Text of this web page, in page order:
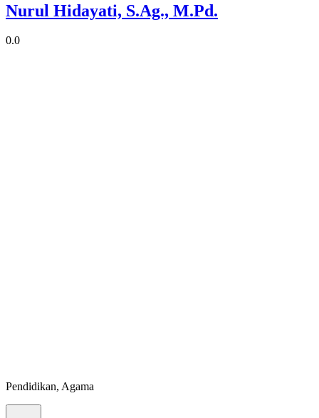
Nurul Hidayati, S.Ag., M.Pd.
0.0
Pendidikan, Agama